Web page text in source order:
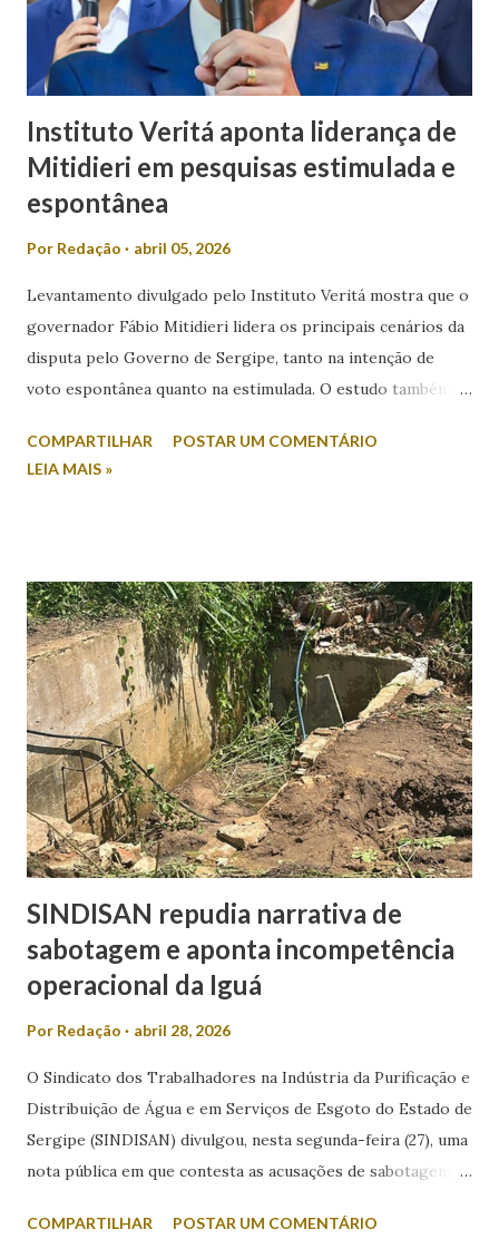
isso que Valmir de Francisquinho disse ao ser questionado
se a sua mulher poderia ser uma...
Instituto Veritá aponta liderança de
Mitidieri em pesquisas estimulada e
espontânea
Por Redação abril 05, 2026
Levantamento divulgado pelo Instituto Veritá mostra que o
governador Fábio Mitidieri lidera os principais cenários da
disputa pelo Governo de Sergipe, tanto na intenção de
voto espontânea quanto na estimulada. O estudo também
colocados. Na intenção espontânea, quando o eleitor
estimulado, em que os candidatos são apresentados ao
entrevistado, Mitidieri mantém a liderança com 44,2%,
seguido por Valmir de Francisquinho, com 34,5%. Ricardo
Marques aparece com 17,6%, enquanto outros somam 3,7%.
O índice de eleitores indecisos, que não souberam ou
preferiram não responder, além de votos brancos e nulos,
chega a 22,6%. O levantamento também mediu a rejeição
dos candidatos. Nesse...
COMPARTILHAR
POSTAR UM COMENTÁRIO
LEIA MAIS »
SINDISAN repudia narrativa de
sabotagem e aponta incompetência
operacional da Iguá
Por Redação abril 28, 2026
O Sindicato dos Trabalhadores na Indústria da Purificação e
Distribuição de Água e em Serviços de Esgoto do Estado de
Sergipe (SINDISAN) divulgou, nesta segunda-feira (27), uma
nota pública em que contesta as acusações de sabotagem
Aracaju e região metropolitana. A entidade atribui o
COMPARTILHAR POSTAR UM COMENTÁRIO